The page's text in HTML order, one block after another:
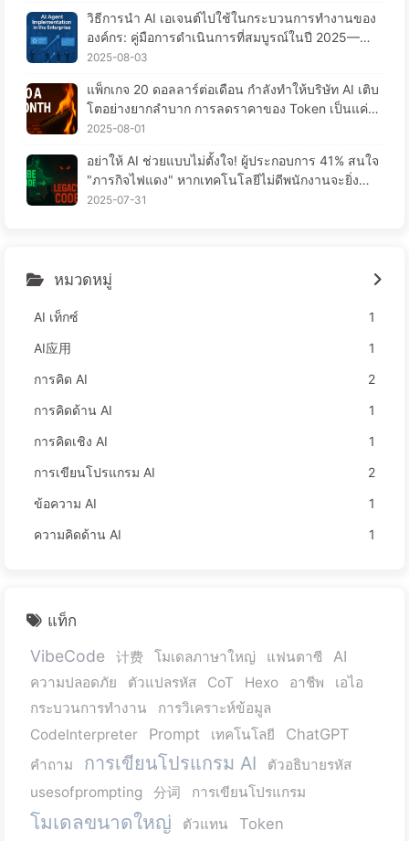
วิธีการนำ AI เอเจนต์ไปใช้ในกระบวนการทำงานของ
องค์กร: คู่มือการดำเนินการที่สมบูรณ์ในปี 2025——เ
รียนรู้ AI อย่างช้าๆ 166
2025-08-03
แพ็กเกจ 20 ดอลลาร์ต่อเดือน กำลังทำให้บริษัท AI เติบ
โตอย่างยากลำบาก การลดราคาของ Token เป็นแค่ภ
าพมายา ความจริงแล้ว สิ่งที่แพงที่สุดคือความโลภของ
2025-08-01
อย่าให้ AI ช่วยแบบไม่ตั้งใจ! ผู้ประกอบการ 41% สนใจ
"ภารกิจไฟแดง" หากเทคโนโลยีไม่ดีพนักงานจะยิ่งลำบ
าก—เรียนรู้ AI อย่างช้าๆ 163
2025-07-31
หมวดหมู่
AI เท็กซ์
1
AI应用
1
การคิด AI
2
การคิดด้าน AI
1
การคิดเชิง AI
1
การเขียนโปรแกรม AI
2
ข้อความ AI
1
ความคิดด้าน AI
1
แท็ก
VibeCode 计费 โมเดลภาษาใหญ่ แฟนตาซี AI
ความปลอดภัย ตัวแปลรหัส CoT Hexo อาชีพ
เอไอ
กระบวนการทำงาน
การวิเคราะห์ข้อมูล
CodeInterpreter
Prompt เทคโนโลยี ChatGPT
คำถาม การเขียนโปรแกรม AI
ตัวอธิบายรหัส
usesofprompting
分词 การเขียนโปรแกรม
โมเดลขนาดใหญ่ ตัวแทน Token